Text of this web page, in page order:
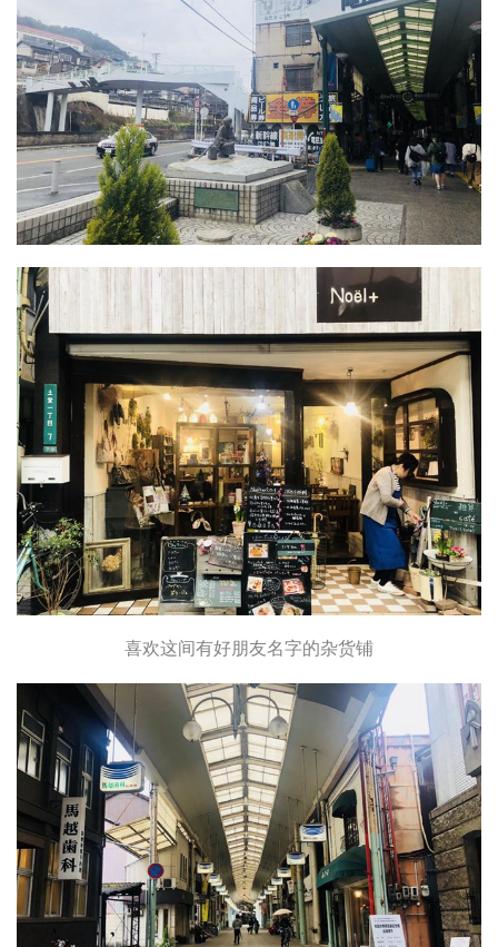
喜欢这间有好朋友名字的杂货铺